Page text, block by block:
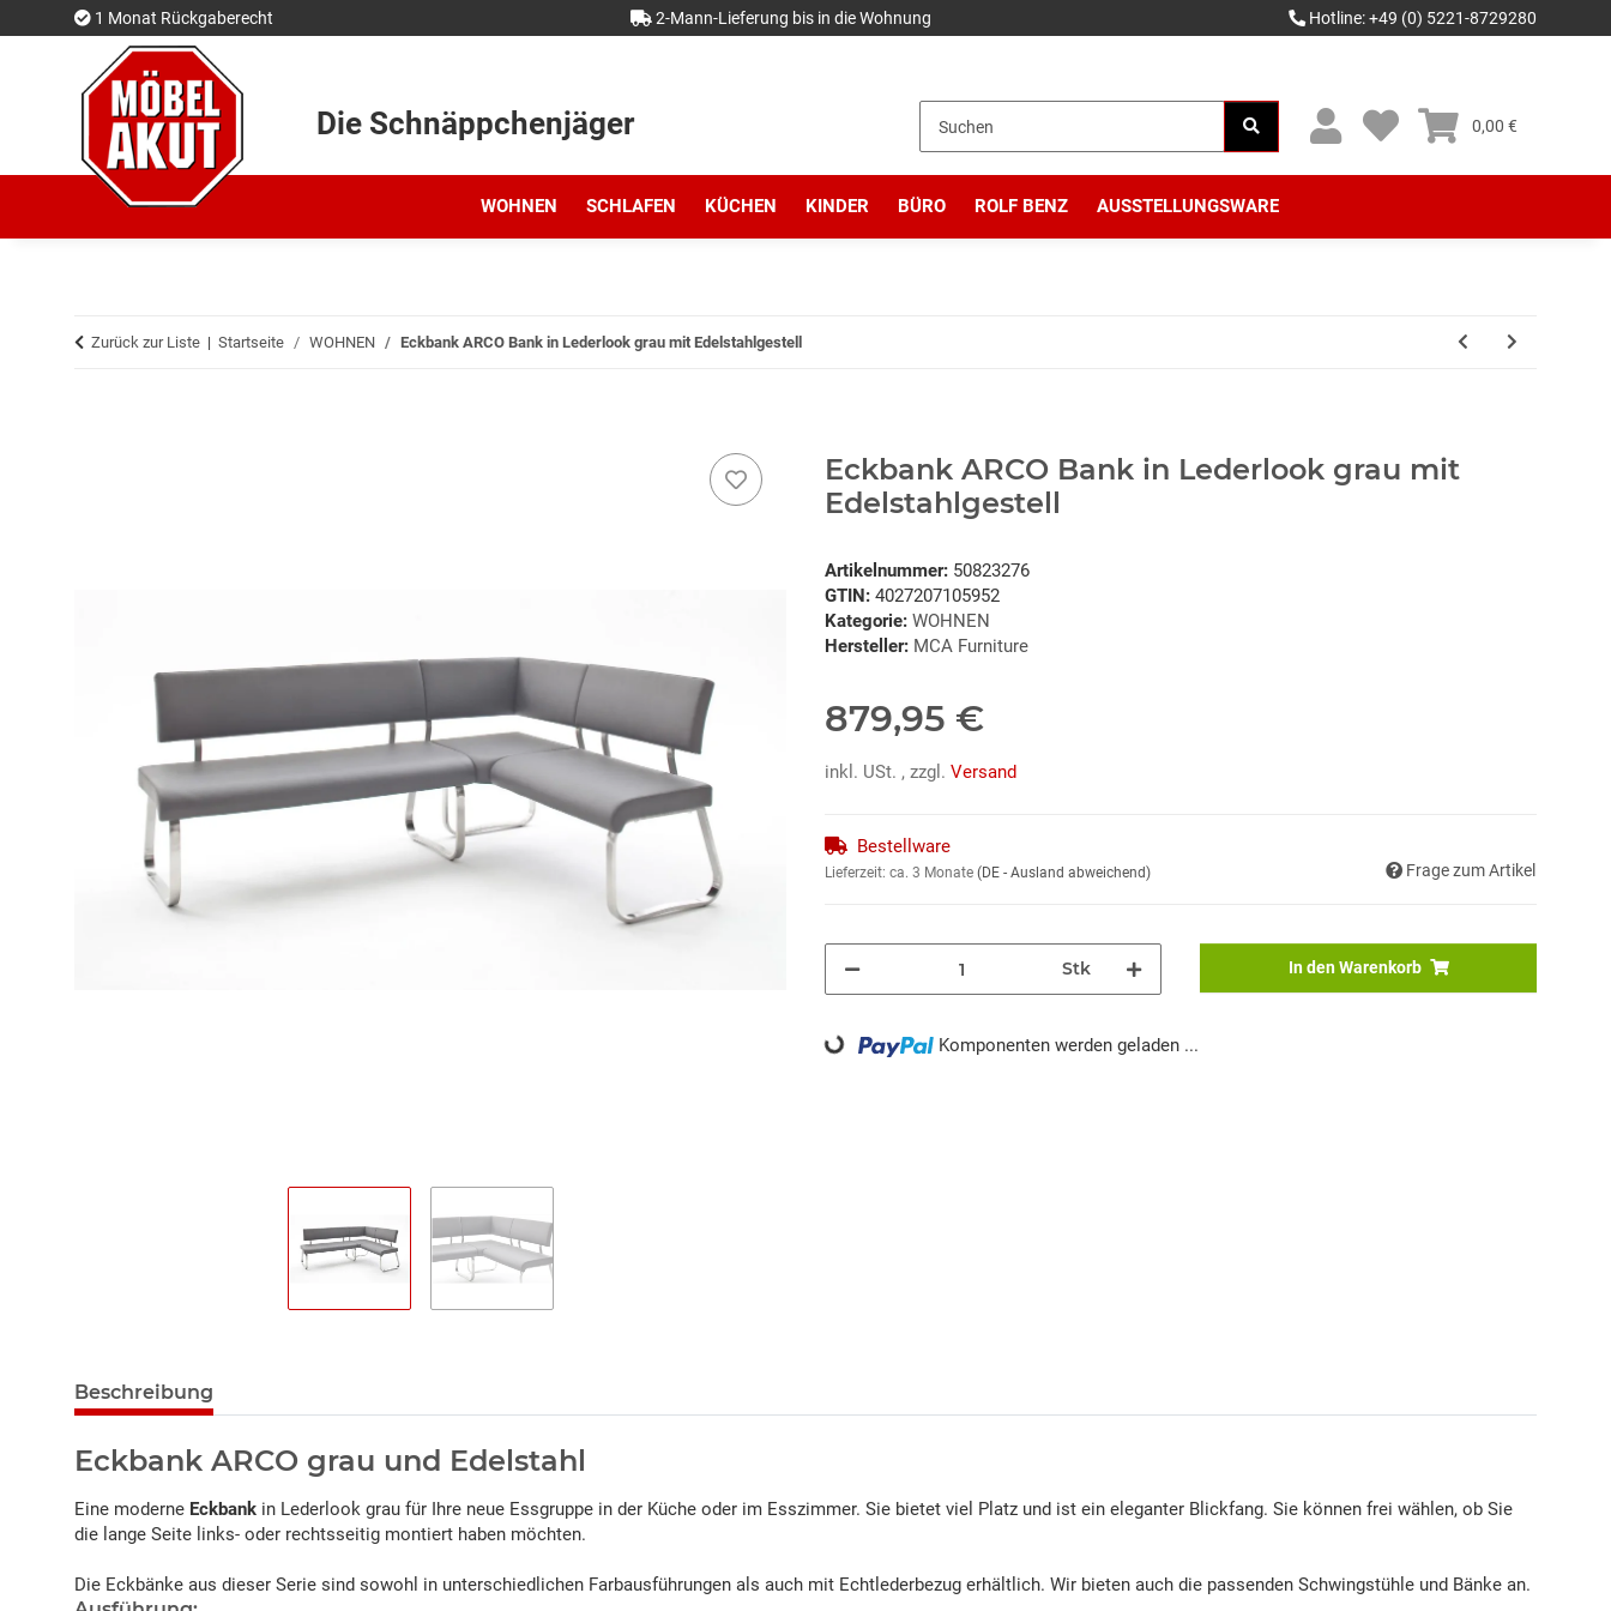
1 Monat Rückgaberecht 2-Mann-Lieferung bis in die Wohnung Hotline: +49 (0) 5221-8729280
Die Schnäppchenjäger 0,00 €
WOHNEN SCHLAFEN KÜCHEN KINDER BÜRO ROLF BENZ AUSSTELLUNGSWARE
Zurück zur Liste Startseite WOHNEN Eckbank ARCO Bank in Lederlook grau mit Edelstahlgestell
Eckbank ARCO Bank in Lederlook grau mit
Edelstahlgestell
Artikelnummer: 50823276
GTIN: 4027207105952
Kategorie: WOHNEN
Hersteller: MCA Furniture
879,95 €
inkl. USt. , zzgl. Versand
Bestellware
Lieferzeit: ca. 3 Monate (DE - Ausland abweichend) Frage zum Artikel
Stk In den Warenkorb
Loading... Komponenten werden geladen ...
Beschreibung
Eckbank ARCO grau und Edelstahl
Eine moderne Eckbank in Lederlook grau für Ihre neue Essgruppe in der Küche oder im Esszimmer. Sie bietet viel Platz und ist ein eleganter Blickfang. Sie können frei wählen, ob Sie
die lange Seite links- oder rechtsseitig montiert haben möchten.
Die Eckbänke aus dieser Serie sind sowohl in unterschiedlichen Farbausführungen als auch mit Echtlederbezug erhältlich. Wir bieten auch die passenden Schwingstühle und Bänke an.